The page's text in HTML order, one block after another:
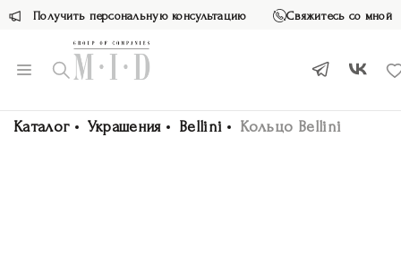
Получить персональную консультацию Свяжитесь со мной
Каталог Украшения Bellini Кольцо Bellini